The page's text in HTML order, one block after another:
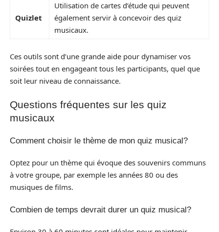
Quizlet
Utilisation de cartes d’étude qui peuvent
également servir à concevoir des quiz
musicaux.
Ces outils sont d’une grande aide pour dynamiser vos
soirées tout en engageant tous les participants, quel que
soit leur niveau de connaissance.
Questions fréquentes sur les quiz
musicaux
Comment choisir le thème de mon quiz musical?
Optez pour un thème qui évoque des souvenirs communs
à votre groupe, par exemple les années 80 ou des
musiques de films.
Combien de temps devrait durer un quiz musical?